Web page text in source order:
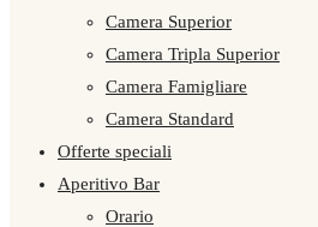
Camera Superior
Camera Tripla Superior
Camera Famigliare
Camera Standard
Offerte speciali
Aperitivo Bar
Orario